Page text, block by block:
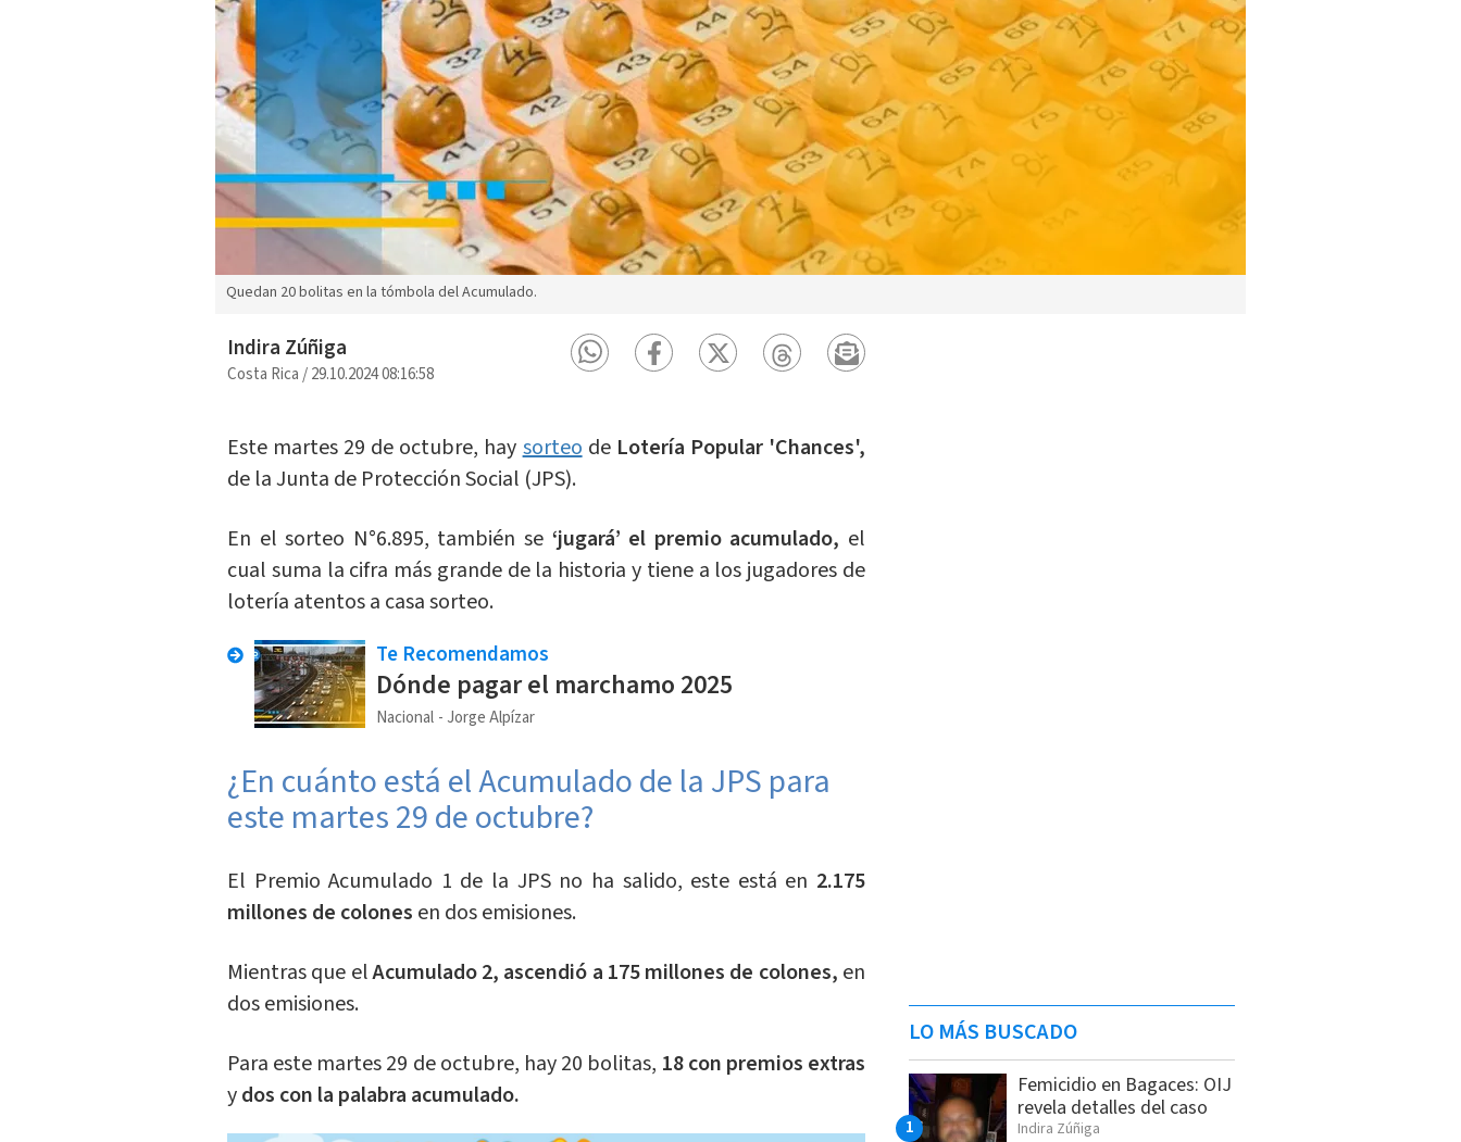
Quedan 20 bolitas en la tómbola del Acumulado.
Indira Zúñiga
Costa Rica/29.10.2024 08:16:58
Este martes 29 de octubre, haysorteo deLotería Popular 'Chances',
de la Junta de Protección Social (JPS).
En el sorteo N°6.895, también se‘jugará’ el premio acumulado, el
cual suma la cifra más grande de la historia y tiene a los jugadores de
lotería atentos a casa sorteo.
Te Recomendamos
Dónde pagar el marchamo 2025
Nacional Jorge Alpízar
¿En cuánto está el Acumulado de la JPS para
este martes 29 de octubre?
El Premio Acumulado 1 de la JPS no ha salido, este está en 2.175
millones de colones en dos emisiones.
Mientras que elAcumulado 2, ascendió a 175 millones de colones, en
dos emisiones.
Para este martes 29 de octubre, hay 20 bolitas, 18 con premios extras
ydos con la palabra acumulado.
LO MÁS BUSCADO
Femicidio en Bagaces: OIJ
revela detalles del caso
Indira Zúñiga